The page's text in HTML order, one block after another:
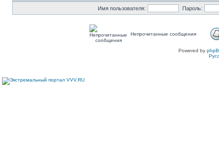
Имя пользователя: Пароль:
Непрочитанные сообщения
Powered by